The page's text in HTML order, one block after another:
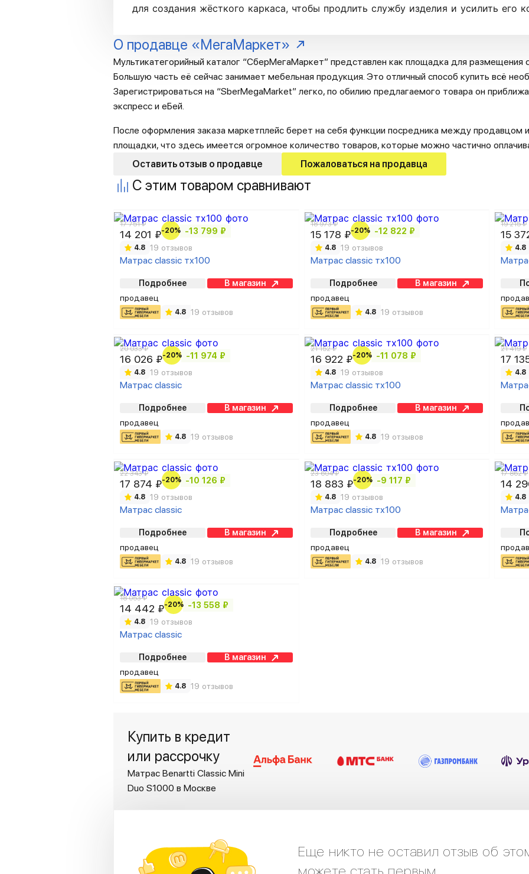
для создания жёсткого каркаса, чтобы продлить службу изделия и усилить его
О продавце «МегаМаркет»
Оставить отзыв о продавце Пожаловаться на продавца
Мультикатегорийный каталог “СберМегаМаркет” представлен как площадка для размещения
Большую часть её сейчас занимает мебельная продукция. Это отличный способ купить всё
Зарегистрироваться на “SberMegaMarket” легко, по обилию предлагаемого товара он
экспресс и еБей.
После оформления заказа маркетплейс берет на себя функции посредника между продавцом
площадки, что здесь имеется огромное количество товаров, которые можно частично
С этим товаром сравнивают
17 751 ₽
14 201 ₽-20% -13 799 ₽
4.8 19 отзывов
Матрас classic тх100
Подробнее
В магазин
продавец
4.8 19 отзывов
18 973 ₽
15 178 ₽-20% -12 822 ₽
4.8 19 отзывов
Матрас classic тх100
Подробнее
В магазин
продавец
4.8 19 отзывов
19 215 ₽
15
4.8
20 033 ₽
16 026 ₽-20% -11 974 ₽
4.8 19 отзывов
Матрас classic
Подробнее
В магазин
продавец
4.8 19 отзывов
21 152 ₽
16 922 ₽-20% -11 078 ₽
4.8 19 отзывов
Матрас classic тх100
Подробнее
В магазин
продавец
4.8 19 отзывов
21 419 ₽
17
4.8
22 343 ₽
17 874 ₽-20% -10 126 ₽
4.8 19 отзывов
Матрас classic
Подробнее
В магазин
продавец
4.8 19 отзывов
23 604 ₽
18 883 ₽-20% -9 117 ₽
4.8 19 отзывов
Матрас classic тх100
Подробнее
В магазин
продавец
4.8 19 отзывов
17 862 ₽
14
4.8
18 053 ₽
14 442 ₽-20% -13 558 ₽
4.8 19 отзывов
Матрас classic
Подробнее
В магазин
продавец
4.8 19 отзывов
Купить в кредит
или рассрочку
Матрас Benartti Classic Mini
Duo S1000 в Москве
Еще никто не оставил отзыв об
можете стать первым